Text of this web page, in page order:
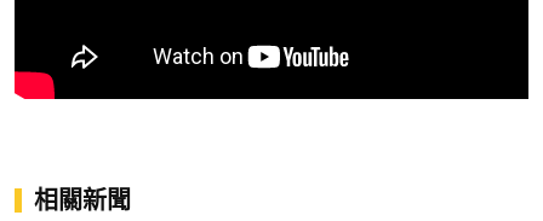
相關新聞